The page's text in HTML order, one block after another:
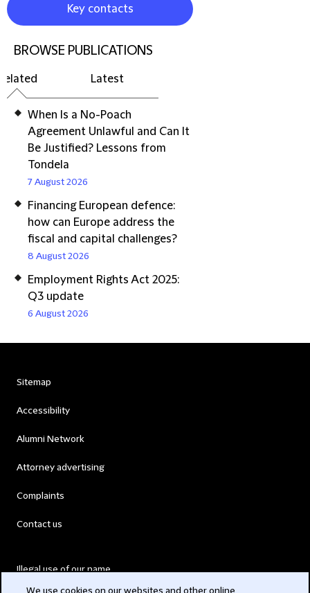
Key contacts
BROWSE PUBLICATIONS
Latest
When Is a No-Poach
Agreement Unlawful and Can It
Be Justified? Lessons from
Tondela
7 August 2026
Financing European defence:
how can Europe address the
fiscal and capital challenges?
8 August 2026
Employment Rights Act 2025:
Q3 update
6 August 2026
Sitemap
Accessibility
Alumni Network
Attorney advertising
Complaints
Contact us
Illegal use of our name